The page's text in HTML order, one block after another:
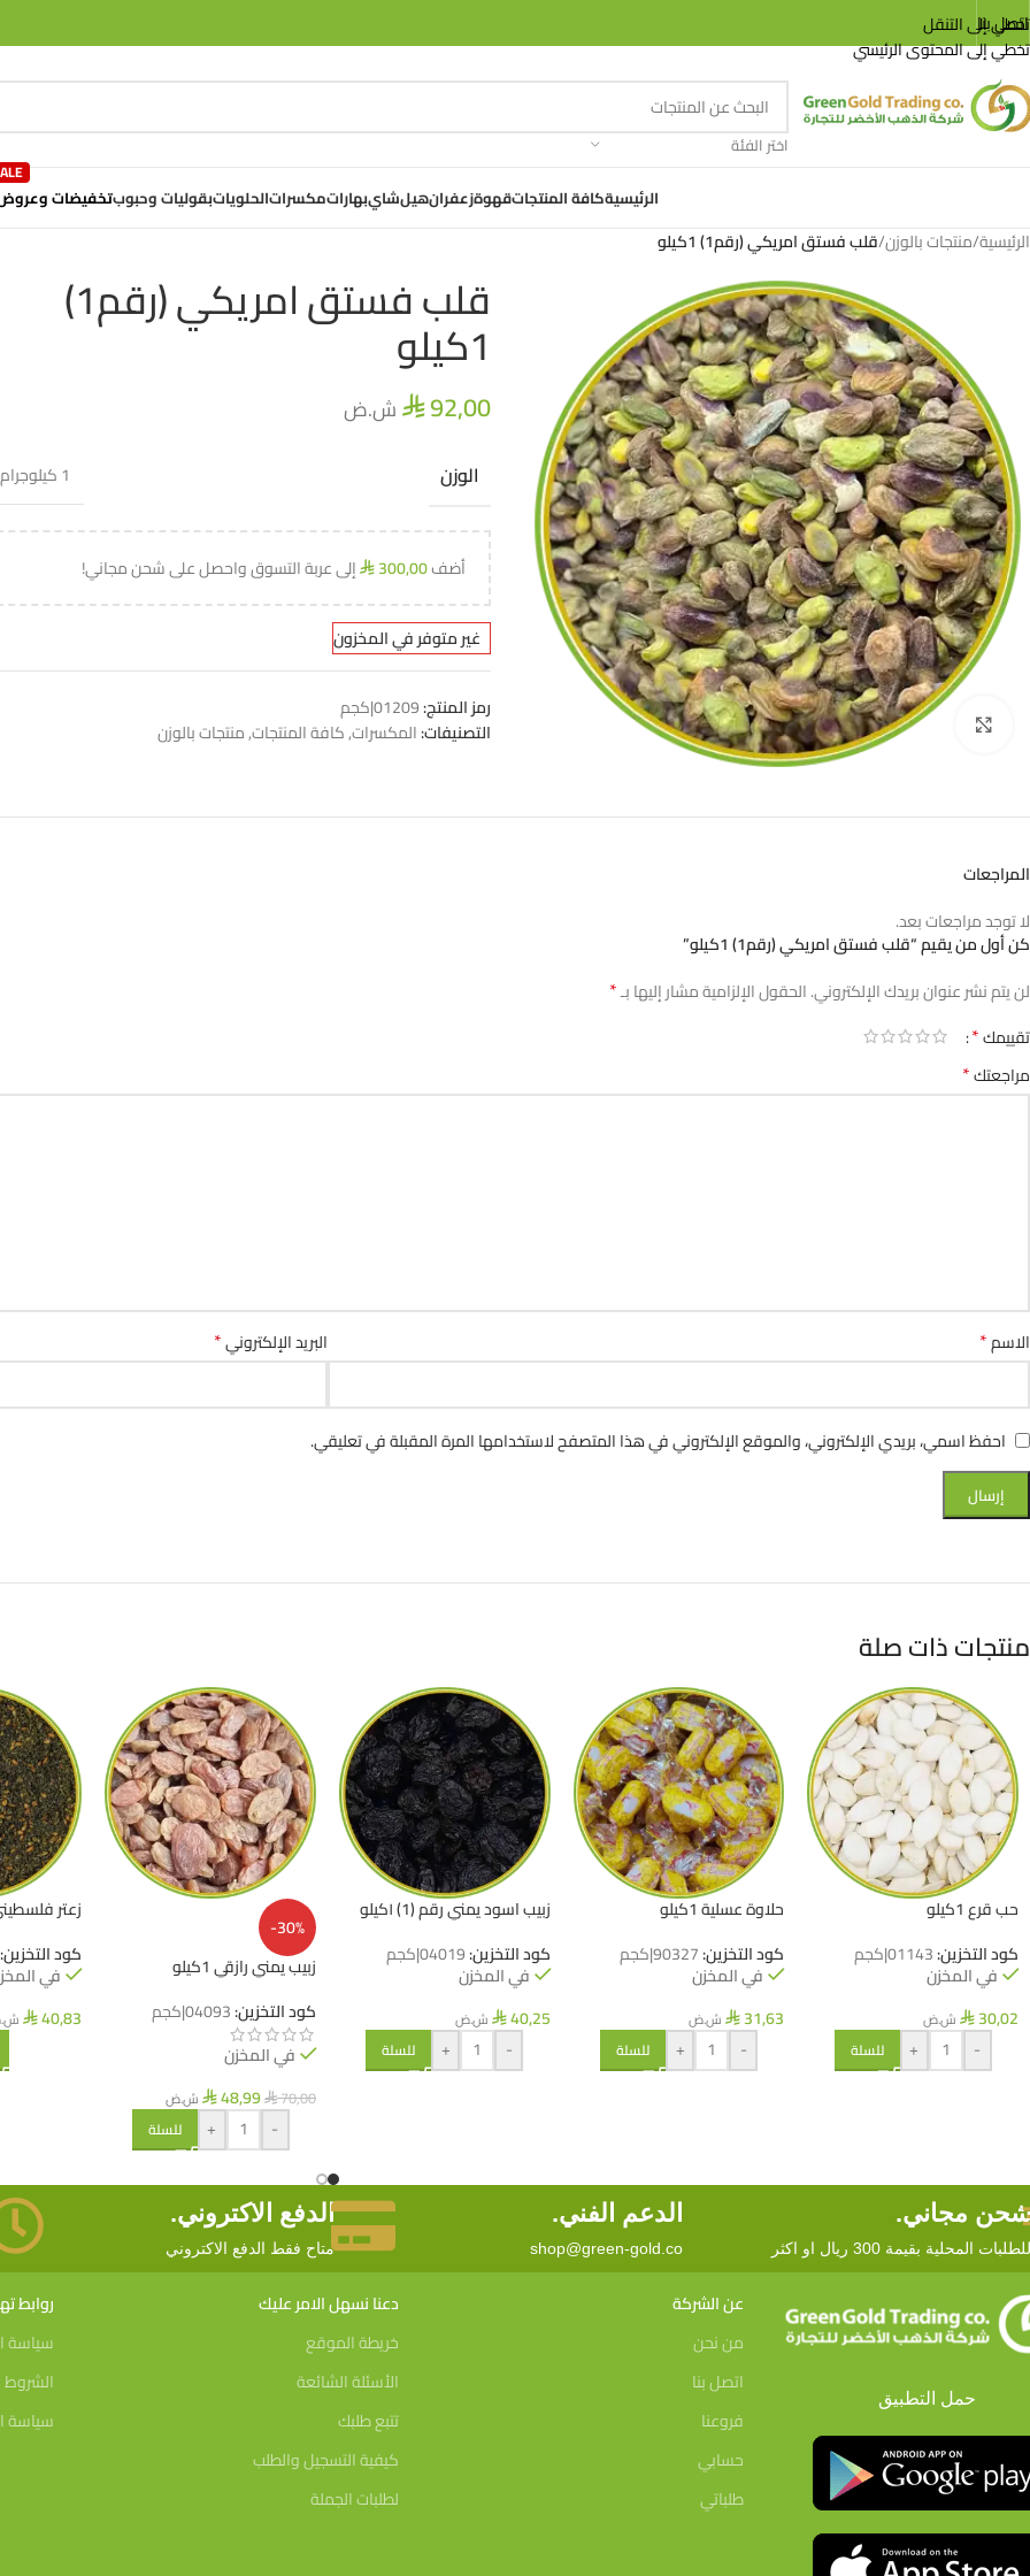
تخطي إلى التنقل
تخطي إلى المحتوى الرئيسي
اتصل بنا
اختر الفئة
الرئيسيةكافة المنتجاتقهوةزعفرانهيلشايبهاراتمكسراتالحلوياتبقوليات وحبوبتخفيضات
الرئيسية/منتجات بالوزن/قلب فستق امريكي (رقم1) 1كيلو
اضغط للتكبير
قلب فستق امريكي (رقم1)
1كيلو
⃁92,00 ش.ض
الوزن 1 كيلوجرام
أضف ⃁300,00 إلى عربة التسوق واحصل على شحن مجاني!
غير متوفر في المخزون
رمز المنتج:01209|كجم
التصنيفات:المكسرات,كافة المنتجات,منتجات بالوزن
المراجعات
لا توجد مراجعات بعد.
كن أول من يقيم “قلب فستق امريكي (رقم1) 1كيلو”
لن يتم نشر عنوان بريدك الإلكتروني.الحقول الإلزامية مشار إليها بـ*
تقييمك*
مراجعتك*
الاسم* البريد الإلكتروني*
احفظ اسمي، بريدي الإلكتروني، والموقع الإلكتروني في هذا المتصفح لاستخدامها المرة المقبلة في تعليقي.
منتجات ذات صلة
حب قرع 1كيلو
كود التخزين:01143|كجم
في المخزن
⃁ 30,02 ش.ض
-
+ للسلة
حلاوة عسلية 1كيلو
كود التخزين:90327|كجم
في المخزن
⃁ 31,63 ش.ض
-
+ للسلة
زبيب اسود يمني رقم (1) ١كيلو
كود التخزين:04019|كجم
في المخزن
⃁40,25 ش.ض
-
+ للسلة
-30%
زبيب يمني رازقي 1كيلو
كود التخزين:04093|كجم
في المخزن
⃁70,00
⃁ 48,99 ش.ض
-
+ للسلة
زعتر
كود التخزين:
في
⃁ 40,83
شحن مجاني.
للطلبات المحلية بقيمة 300 ريال او اكثر
الدعم الفني.
shop@green-gold.co
الدفع الاكتروني.
متاح فقط الدفع الاكتروني
حمل التطبيق
عن الشركة
من نحن
اتصل بنا
فروعنا
حسابي
طلباتي
دعنا نسهل الامر عليك
خريطة الموقع
الأسئلة الشائعة
تتبع طلبك
كيفية التسجيل والطلب
لطلبات الجملة
روابط
سياسة
الشروط
سياسة